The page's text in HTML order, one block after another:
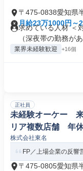
〒475-0838愛知県
月給23万1000円～
求めている人材 ＜
（深夜帯の勤務が
業界未経験歓迎 +16個
正社員
未経験オーケー
リア複数店舗 年
株式会社東名
FP／上場企業の反響
〒475-0805愛知県